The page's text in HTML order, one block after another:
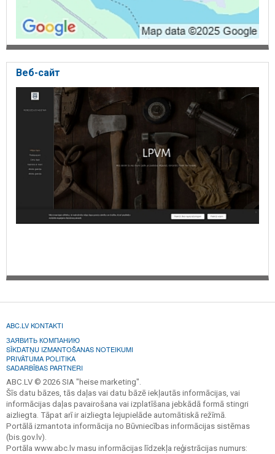
Веб-сайт
ABC.LV KONTAKTI
ЗАЯВИТЬ КОМПАНИЮ
SĪKDATŅU IZMANTOŠANAS NOTEIKUMI
PRIVĀTUMA POLITIKA
SADARBĪBAS PARTNERI
ABC.LV © 2026 SIA "heise marketing".
Šīs datu bāzes, tās daļas vai datu bāzē iekļautās informācijas, vai
informācijas daļas pavairošana vai izplatīšana jebkādā formā stingri
aizliegta. Tāpat arī ir aizliegta lejupielāde automātiskā režīmā.
Portālā izmantota informācija no Būvniecības informācijas sistēmas
(bis.gov.lv).
Portāla www.abc.lv masu informācijas līdzekļa reģistrācijas numurs: